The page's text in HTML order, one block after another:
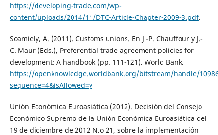
https://developing-trade.com/wp-
content/uploads/2014/11/DTC-Article-Chapter-2009-3.pdf.
Soamiely, A. (2011). Customs unions. En J.-P. Chauffour y J.-
C. Maur (Eds.), Preferential trade agreement policies for
development: A handbook (pp. 111-121). World Bank.
https://openknowledge.worldbank.org/bitstream/handle/
sequence=4&isAllowed=y
Unión Económica Euroasiática (2012). Decisión del Consejo
Económico Supremo de la Unión Económica Euroasiática del
19 de diciembre de 2012 N.o 21, sobre la implementación